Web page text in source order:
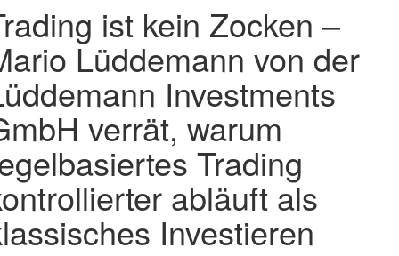
ist kein Zocken –
Lüddemann von der
Investments
verrät, warum
Trading
abläuft als
Investieren